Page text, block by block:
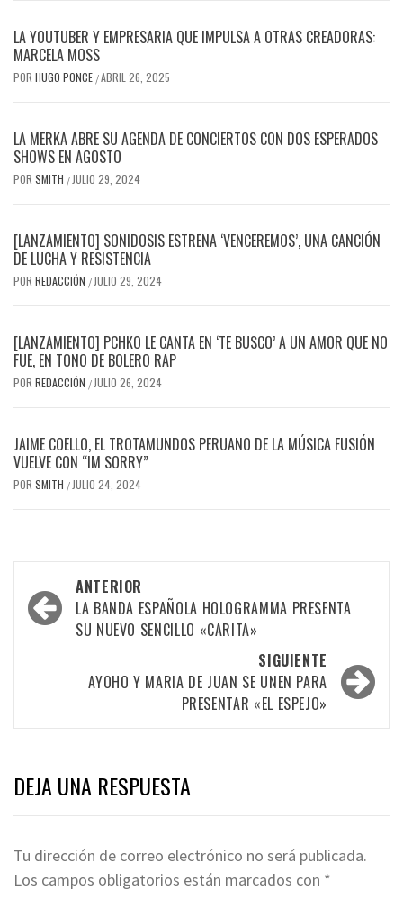
LA YOUTUBER Y EMPRESARIA QUE IMPULSA A OTRAS CREADORAS:
MARCELA MOSS
POR HUGO PONCE /ABRIL 26, 2025
LA MERKA ABRE SU AGENDA DE CONCIERTOS CON DOS ESPERADOS
SHOWS EN AGOSTO
POR SMITH / JULIO 29, 2024
[LANZAMIENTO] SONIDOSIS ESTRENA ‘VENCEREMOS’, UNA CANCIÓN
DE LUCHA Y RESISTENCIA
POR REDACCIÓN / JULIO 29, 2024
[LANZAMIENTO] PCHKO LE CANTA EN ‘TE BUSCO’ A UN AMOR QUE NO
FUE, EN TONO DE BOLERO RAP
POR REDACCIÓN / JULIO 26, 2024
JAIME COELLO, EL TROTAMUNDOS PERUANO DE LA MÚSICA FUSIÓN
VUELVE CON “IM SORRY”
POR SMITH / JULIO 24, 2024
Navegación
por
entradas
ANTERIOR
LA BANDA ESPAÑOLA HOLOGRAMMA PRESENTA
SU NUEVO SENCILLO «CARITA»
SIGUIENTE
AYOHO Y MARIA DE JUAN SE UNEN PARA
PRESENTAR «EL ESPEJO»
DEJA UNA RESPUESTA
Tu dirección de correo electrónico no será publicada.
Los campos obligatorios están marcados con *